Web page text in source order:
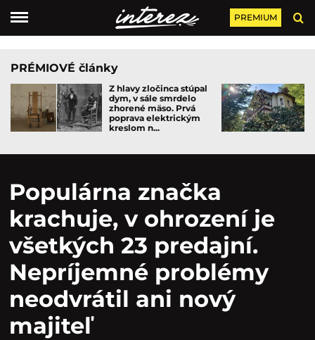
PREMIUM
PRÉMIOVÉ články
Z hlavy zločinca stúpal
dym, v sále smrdelo
zhorené mäso. Prvá
poprava elektrickým
kreslom n...
Populárna značka
krachuje, v ohrození je
všetkých 23 predajní.
Nepríjemné problémy
neodvrátil ani nový
majiteľ